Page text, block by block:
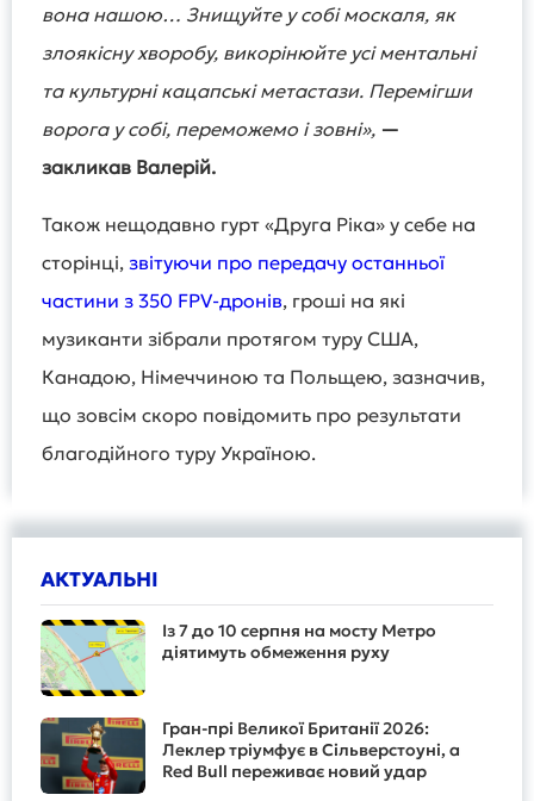
вона нашою… Знищуйте у собі москаля, як
злоякісну хворобу, викорінюйте усі ментальні
та культурні кацапські метастази. Перемігши
ворога у собі, переможемо і зовні», —
закликав Валерій.
Також нещодавно гурт «Друга Ріка» у себе на
сторінці, звітуючи про передачу останньої
частини з 350 FPV-дронів, гроші на які
музиканти зібрали протягом туру США,
Канадою, Німеччиною та Польщею, зазначив,
що зовсім скоро повідомить про результати
благодійного туру Україною.
АКТУАЛЬНІ
Із 7 до 10 серпня на мосту Метро
діятимуть обмеження руху
Гран-прі Великої Британії 2026:
Леклер тріумфує в Сільверстоуні, а
Red Bull переживає новий удар